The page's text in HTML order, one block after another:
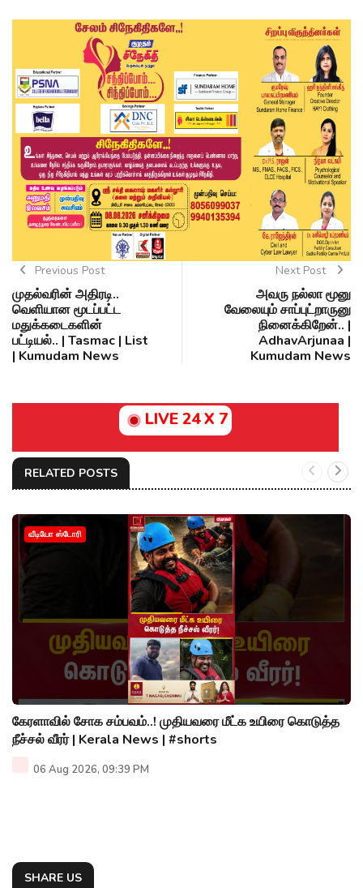
Previous Post
முதல்வரின் அதிரடி..
வெளியான மூடப்பட்ட
மதுக்கடைகளின்
பட்டியல்.. | Tasmac | List
| Kumudam News
Next Post
அவரு நல்லா மூனு
வேலையும் சாப்புட்றாருனு
நினைக்கிறேன்.. |
AdhavArjunaa |
Kumudam News
LIVE 24 X 7
RELATED POSTS
வீடியோ ஸ்டோரி
கேரளாவில் சோக சம்பவம்..! முதியவரை மீட்க உயிரை கொடுத்த
நீச்சல் வீரர் | Kerala News | #shorts
06 Aug 2026, 09:39 PM
SHARE US